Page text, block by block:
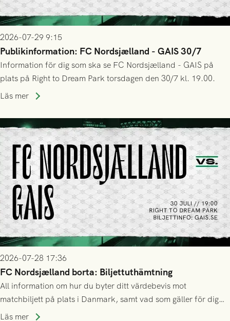
2026-07-29 9:15
Publikinformation: FC Nordsjælland - GAIS 30/7
Information för dig som ska se FC Nordsjælland - GAIS på
plats på Right to Dream Park torsdagen den 30/7 kl. 19.00.
Läs mer
2026-07-28 17:36
FC Nordsjælland borta: Biljettuthämtning
All information om hur du byter ditt värdebevis mot
matchbiljett på plats i Danmark, samt vad som gäller för dig
som står på reservlista eller fått förhinder.
Läs mer